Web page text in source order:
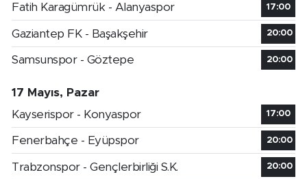
Fatih Karagümrük - Alanyaspor
17:00
Gaziantep FK - Başakşehir 20:00
Samsunspor - Göztepe 20:00
17 Mayıs, Pazar
Kayserispor - Konyaspor
17:00
Fenerbahçe - Eyüpspor 20:00
Trabzonspor - Gençlerbirliği S.K. 20:00